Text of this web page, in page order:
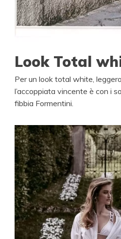
Look Total
Per un look total white,
l’accoppiata vincente è con i
fibbia Formentini.